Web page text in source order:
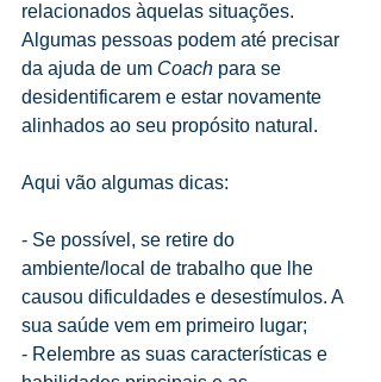
relacionados àquelas situações.
Algumas pessoas podem até precisar
da ajuda de um Coach para se
desidentificarem e estar novamente
alinhados ao seu propósito natural.
Aqui vão algumas dicas:
- Se possível, se retire do
ambiente/local de trabalho que lhe
causou dificuldades e desestímulos. A
sua saúde vem em primeiro lugar;
- Relembre as suas características e